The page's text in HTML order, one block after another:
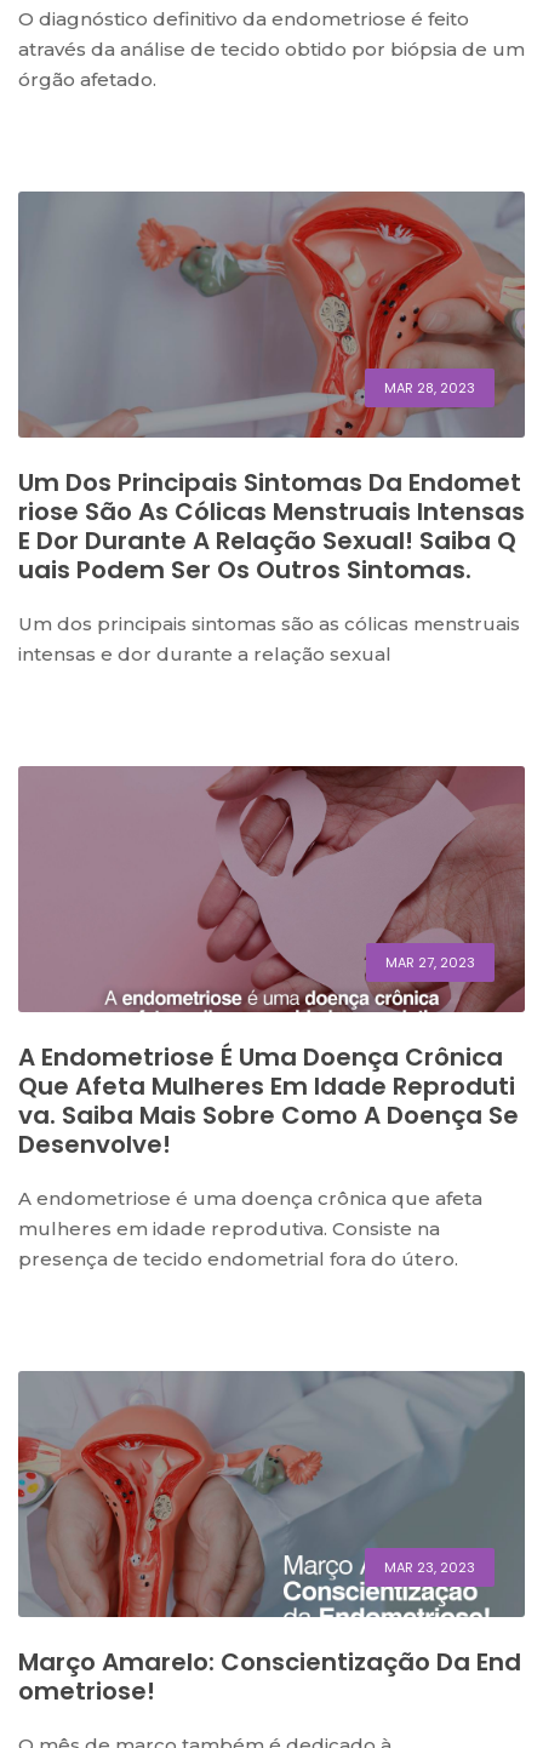
O diagnóstico definitivo da endometriose é feito
através da análise de tecido obtido por biópsia de um
órgão afetado.
MAR 28, 2023
Um Dos Principais Sintomas Da Endomet
Riose São As Cólicas Menstruais Intensas
E Dor Durante A Relação Sexual! Saiba Q
Uais Podem Ser Os Outros Sintomas.
Um dos principais sintomas são as cólicas menstruais
intensas e dor durante a relação sexual
MAR 27, 2023
A Endometriose É Uma Doença Crônica
Que Afeta Mulheres Em Idade Reproduti
Va. Saiba Mais Sobre Como A Doença Se
Desenvolve!
A endometriose é uma doença crônica que afeta
mulheres em idade reprodutiva. Consiste na
presença de tecido endometrial fora do útero.
MAR 23, 2023
Março Amarelo: Conscientização Da End
Ometriose!